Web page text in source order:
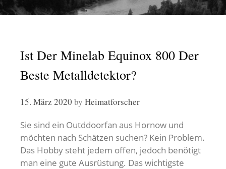
Ist Der Minelab Equinox 800 Der
Beste Metalldetektor?
15. März 2020 by Heimatforscher
Sie sind ein Outddoorfan aus Hornow und
möchten nach Schätzen suchen? Kein Problem.
Das Hobby steht jedem offen, jedoch benötigt
man eine gute Ausrüstung. Das wichtigste